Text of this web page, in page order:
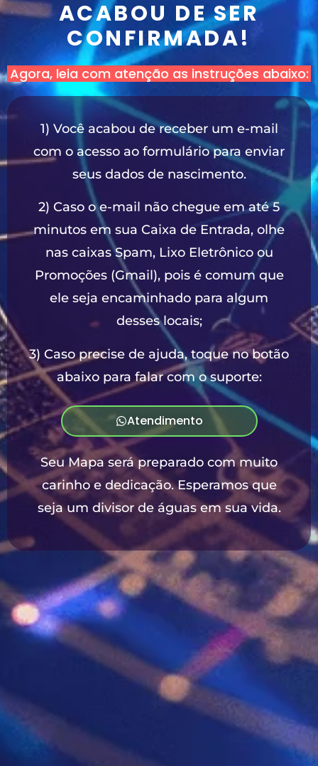
ACABOU DE SER
CONFIRMADA!
Agora, leia com atenção as instruções abaixo:
1) Você acabou de receber um e-mail
com o acesso ao formulário para enviar
seus dados de nascimento.
2) Caso o e-mail não chegue em até 5
minutos em sua Caixa de Entrada, olhe
nas caixas Spam, Lixo Eletrônico ou
Promoções (Gmail), pois é comum que
ele seja encaminhado para algum
desses locais;
3) Caso precise de ajuda, toque no botão
abaixo para falar com o suporte:
Atendimento
Seu Mapa será preparado com muito
carinho e dedicação. Esperamos que
seja um divisor de águas em sua vida.